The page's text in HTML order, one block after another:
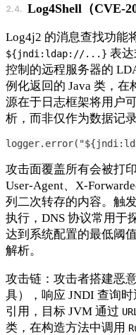
Log4Shell（CVE-
Log4j2 的消息查找功能
${jndi:ldap://...} 表
控制的远程服务器的
例化返回的 Java 类，
源在于日志框架将用户
析，而非仅作为数据记录
攻击面覆盖所有会被打
User-Agent、X-
列二次转存的内容。触
执行，DNS 协议常用于
达到系统配置的最低阈
解析。
攻击链：攻击者搭建恶
具），响应 JNDI 查询
引用，目标 JVM 通过
类，在构造方法中调用